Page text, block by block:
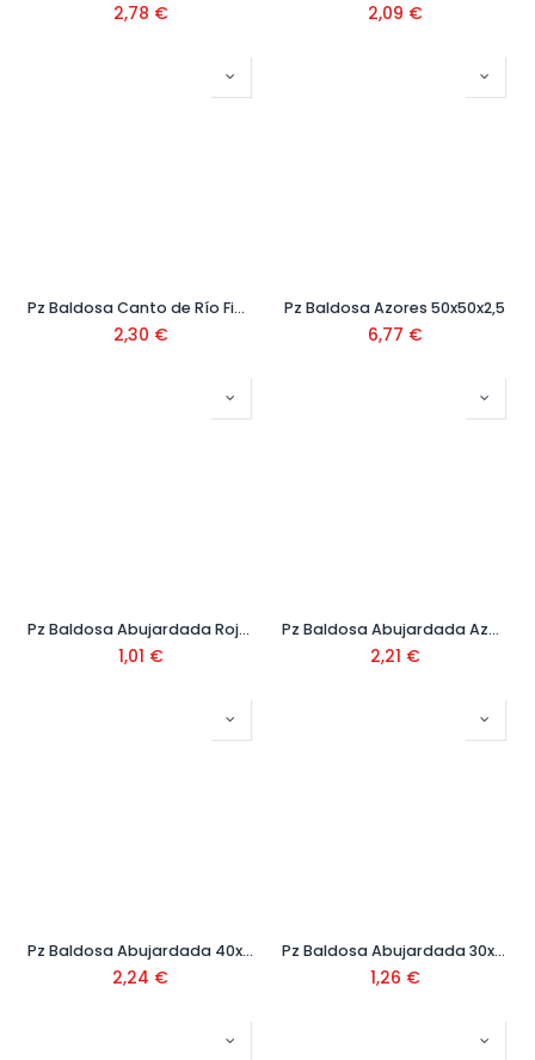
2,78 € 2,09 €
Pz Baldosa Canto de Río Fino 40x40
2,30 €
Pz Baldosa Azores 50x50x2,5
6,77 €
Pz Baldosa Abujardada Roja 40x20 Ref.5002
1,01 €
Pz Baldosa Abujardada Azul 20x40
2,21 €
Pz Baldosa Abujardada 40x40
2,24 €
Pz Baldosa Abujardada 30x30
1,26 €